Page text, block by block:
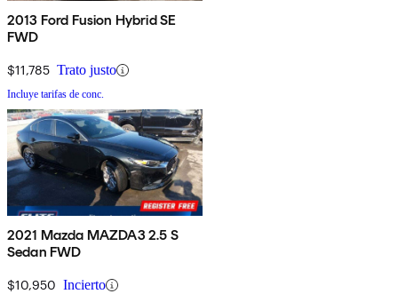
2013 Ford Fusion Hybrid SE
FWD
$11,785 Trato justo
Incluye tarifas de conc.
2021 Mazda MAZDA3 2.5 S
Sedan FWD
$10,950 Incierto